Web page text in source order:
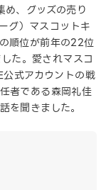
め、グッズの売り
グ）マスコットキ
順位が前年の22位
た。愛されマスコ
式アカウントの戦
者である森岡礼佳
を聞きました。